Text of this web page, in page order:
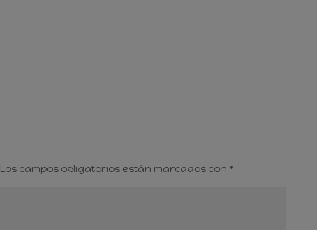
Los campos obligatorios están marcados con *